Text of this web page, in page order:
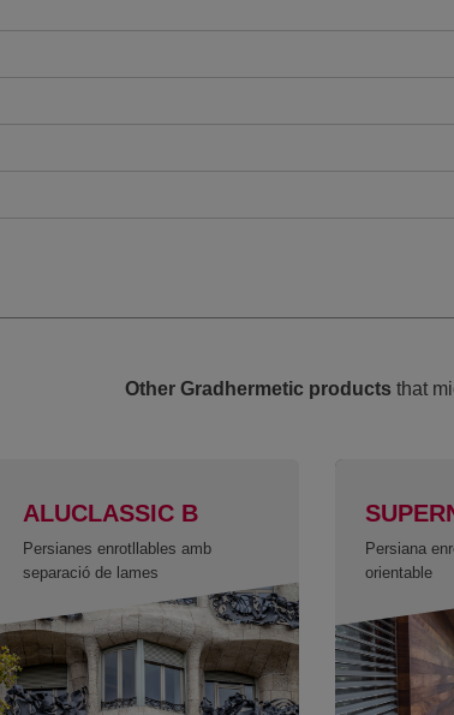
Other Gradhermetic products that
ALUCLASSIC B
Persianes enrotllables amb
separació de lames
Persiana
orientable